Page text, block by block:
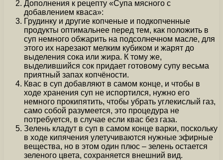
Дополнения к рецепту «Супа мясного с
добавлением кваса»:
Грудинку и другие копченые и подкопченные
продукты оптимальнее перед тем, как положить в
суп немного обжарить на подсолнечном масле, для
этого их нарезают мелким кубиком и жарят до
выделения сока или жира. К тому же,
выделившийся сок придает готовому супу весьма
приятный запах копчёности.
Квас в суп добавляют в самом конце, и чтобы в
ходе хранения суп не испортился, нужно его
немного прокипятить, чтобы убрать углекислый газ,
само собой разумеется, это процедура не
потребуется, в случае если квас без газа.
Зелень кладут в суп в самом конце варки, поскольку
в ходе кипячения улетучиваются нужные эфирные
вещества, но в этом один плюс – зелень остается
зеленого цвета, сохраняется внешний вид.